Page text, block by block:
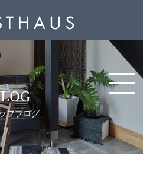
フブログ